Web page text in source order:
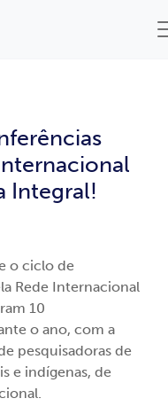
Integral!
o ciclo de
Rede Internacional
10
o ano, com a
pesquisadoras de
e indígenas, de